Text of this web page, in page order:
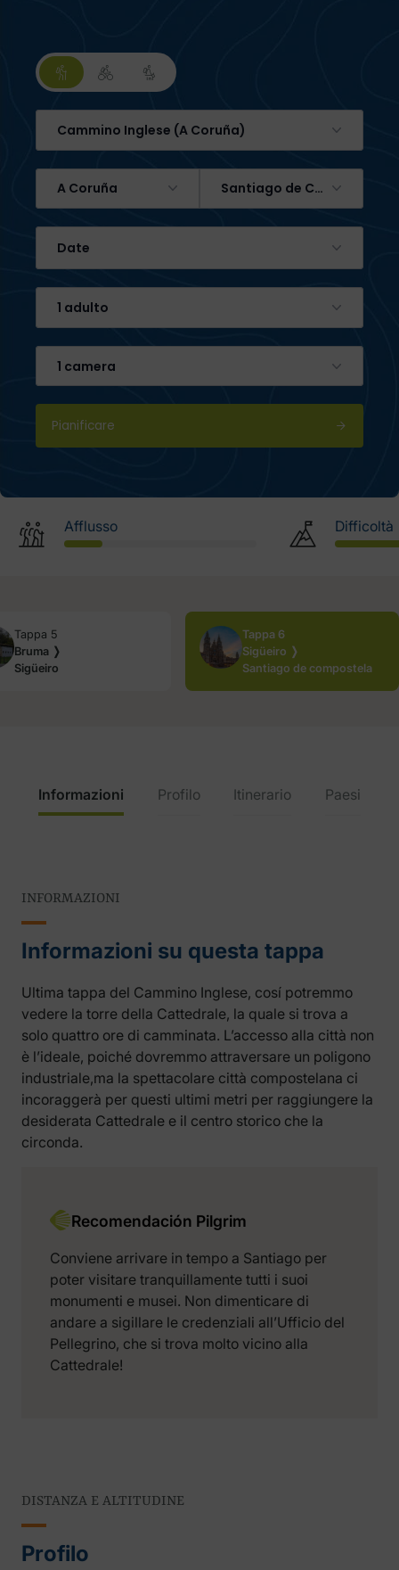
Cammino Inglese (A Coruña)
A Coruña Santiago de Compostela
Date
1 adulto
1 camera
Pianificare
Afflusso Difficoltà
Tappa 5
Bruma ❭
Sigüeiro
Tappa 6
Sigüeiro ❭
Santiago de compostela
Informazioni Profilo Itinerario Paesi
INFORMAZIONI
Informazioni su questa tappa
Ultima tappa del Cammino Inglese, cosí potremmo
vedere la torre della Cattedrale, la quale si trova a
solo quattro ore di camminata. L’accesso alla città non
è l’ideale, poiché dovremmo attraversare un poligono
industriale,ma la spettacolare città compostelana ci
incoraggerà per questi ultimi metri per raggiungere la
desiderata Cattedrale e il centro storico che la
circonda.
Recomendación Pilgrim
Conviene arrivare in tempo a Santiago per
poter visitare tranquillamente tutti i suoi
monumenti e musei. Non dimenticare di
andare a sigillare le credenziali all’Ufficio del
Pellegrino, che si trova molto vicino alla
Cattedrale!
DISTANZA E ALTITUDINE
Profilo